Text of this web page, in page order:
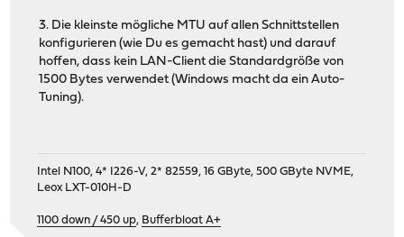
3. Die kleinste mögliche MTU auf allen Schnittstellen
konfigurieren (wie Du es gemacht hast) und darauf
hoffen, dass kein LAN-Client die Standardgröße von
1500 Bytes verwendet (Windows macht da ein Auto-
Tuning).
Intel N100, 4* I226-V, 2* 82559, 16 GByte, 500 GByte NVME,
Leox LXT-010H-D
1100 down / 450 up, Bufferbloat A+